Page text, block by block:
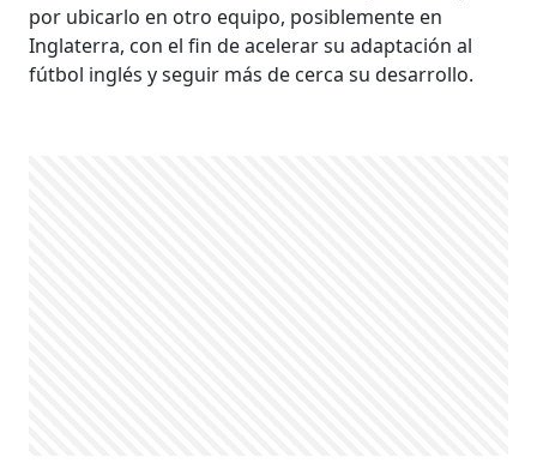
por ubicarlo en otro equipo, posiblemente en
Inglaterra, con el fin de acelerar su adaptación al
fútbol inglés y seguir más de cerca su desarrollo.